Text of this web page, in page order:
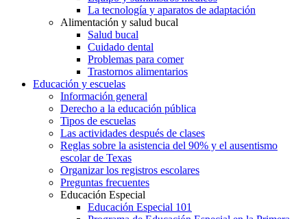
La tecnología y aparatos de adaptación
Alimentación y salud bucal
Salud bucal
Cuidado dental
Problemas para comer
Trastornos alimentarios
Educación y escuelas
Información general
Derecho a la educación pública
Tipos de escuelas
Las actividades después de clases
Reglas sobre la asistencia del 90% y el ausentismo
escolar de Texas
Organizar los registros escolares
Preguntas frecuentes
Educación Especial
Educación Especial 101